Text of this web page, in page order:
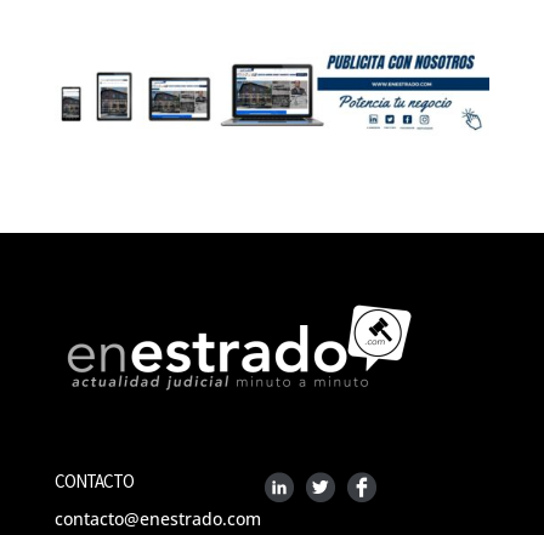
CONTACTO
contacto@enestrado.com